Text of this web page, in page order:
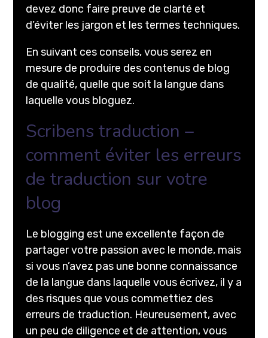
devez donc faire preuve de clarté et
d’éviter les jargon et les termes techniques.
En suivant ces conseils, vous serez en
mesure de produire des contenus de blog
de qualité, quelle que soit la langue dans
laquelle vous bloguez.
Scribens traduction –
comment éviter les erreurs
de traduction sur votre
blog
Le blogging est une excellente façon de
partager votre passion avec le monde, mais
si vous n’avez pas une bonne connaissance
de la langue dans laquelle vous écrivez, il y a
des risques que vous commettiez des
erreurs de traduction. Heureusement, avec
un peu de diligence et de attention, vous